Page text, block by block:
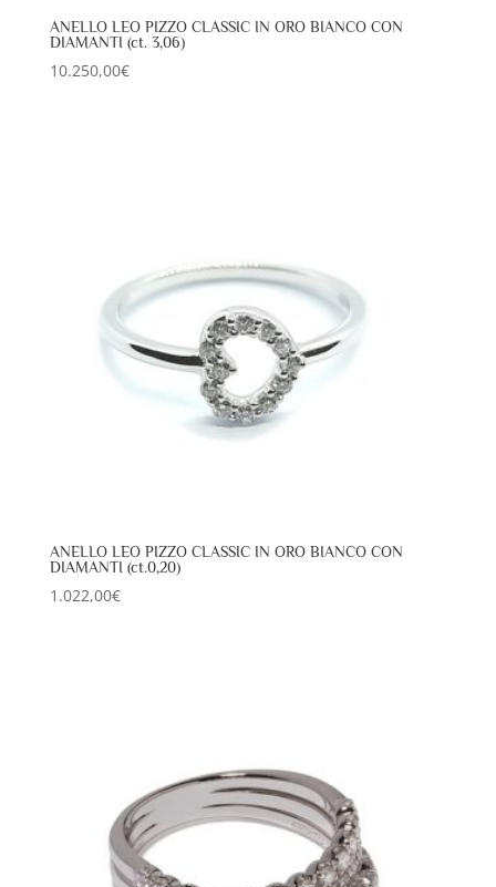
ANELLO LEO PIZZO CLASSIC IN ORO BIANCO CON
DIAMANTI (ct. 3,06)
10.250,00€
ANELLO LEO PIZZO CLASSIC IN ORO BIANCO CON
DIAMANTI (ct.0,20)
1.022,00€